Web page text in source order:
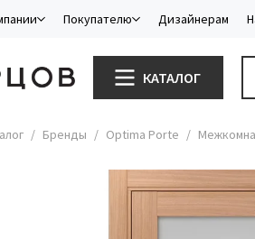
Покупателю Дизайнерам
КАТАЛОГ
Бренды Optima Porte